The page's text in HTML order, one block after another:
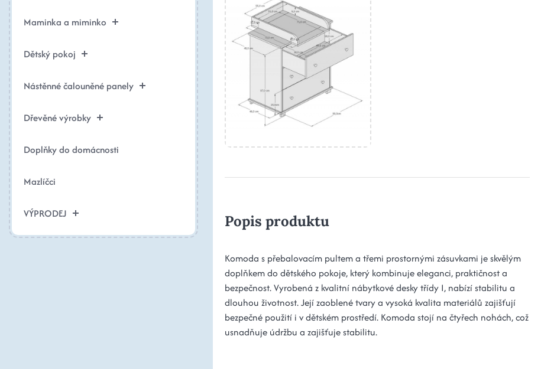
Maminka a miminko
Dětský pokoj
Nástěnné čalouněné panely
Dřevěné výrobky
Doplňky do domácnosti
Mazlíčci
VÝPRODEJ Popis produktu
Komoda s přebalovacím pultem a třemi prostornými zásuvkami je skvělým
doplňkem do dětského pokoje, který kombinuje eleganci, praktičnost a
bezpečnost. Vyrobená z kvalitní nábytkové desky třídy I, nabízí stabilitu a
dlouhou životnost. Její zaoblené tvary a vysoká kvalita materiálů zajišťují
bezpečné použití i v dětském prostředí. Komoda stojí na čtyřech nohách, což
usnadňuje údržbu a zajišťuje stabilitu.